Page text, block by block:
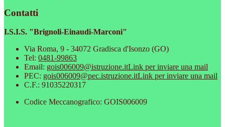
Contatti
I.S.I.S. "Brignoli-Einaudi-Marconi"
Via Roma, 9 - 34072 Gradisca d'Isonzo (GO)
Tel: 0481-99863
Email: gois006009@istruzione.itLink per inviare una mail
PEC: gois006009@pec.istruzione.itLink per inviare una mail
C.F.: 91035220317
Codice Meccanografico: GOIS006009